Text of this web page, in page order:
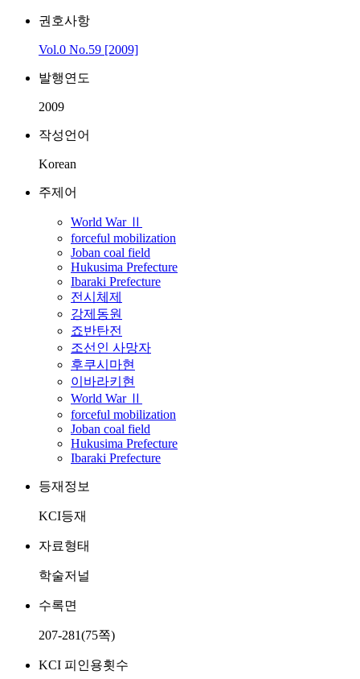
권호사항
Vol.0 No.59 [2009]
발행연도
2009
작성언어
Korean
주제어
World War Ⅱ
forceful mobilization
Joban coal field
Hukusima Prefecture
Ibaraki Prefecture
전시체제
강제동원
죠반탄전
조선인 사망자
후쿠시마현
이바라키현
World War Ⅱ
forceful mobilization
Joban coal field
Hukusima Prefecture
Ibaraki Prefecture
등재정보
KCI등재
자료형태
학술저널
수록면
207-281(75쪽)
KCI 피인용횟수